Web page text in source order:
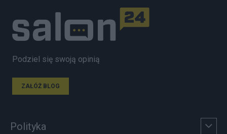
Podziel się swoją opinią
ZAŁÓŻ BLOG
Polityka